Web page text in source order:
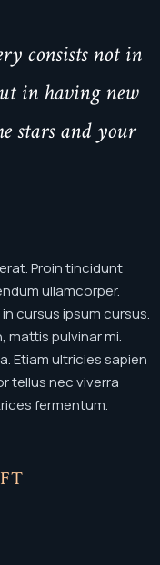
consists not in
in having new
stars and your
Proin tincidunt
ullamcorper.
cursus ipsum cursus.
mattis pulvinar mi.
Etiam ultricies sapien
tellus nec viverra
fermentum.